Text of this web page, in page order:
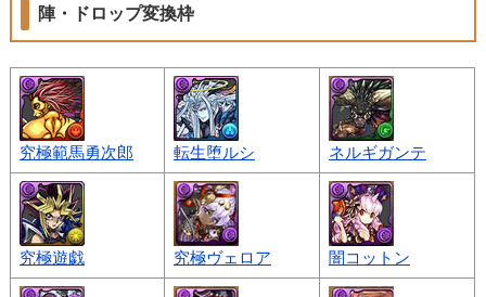
陣・ドロップ変換枠
究極範馬勇次郎 転生堕ルシ ネルギガンテ
究極遊戯 究極ヴェロア 闇コットン